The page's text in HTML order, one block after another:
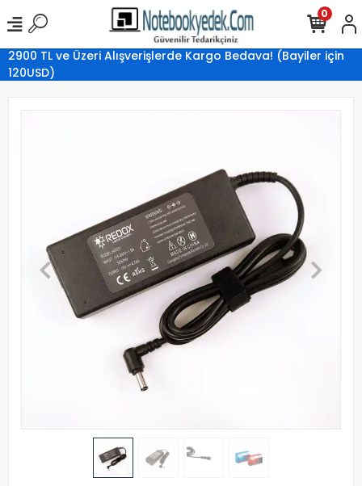
2900 TL ve Üzeri Alışverişlerde Kargo Bedava! (Bayiler için
120USD)
0